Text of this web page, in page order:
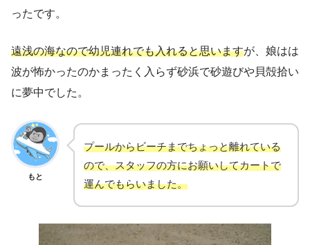
ったです。
遠浅の海なので幼児連れでも入れると思いますが、娘はは
波が怖かったのかまったく入らず砂浜で砂遊びや貝殻拾い
に夢中でした。
もと
プールからビーチまでちょっと離れている
ので、スタッフの方にお願いしてカートで
運んでもらいました。